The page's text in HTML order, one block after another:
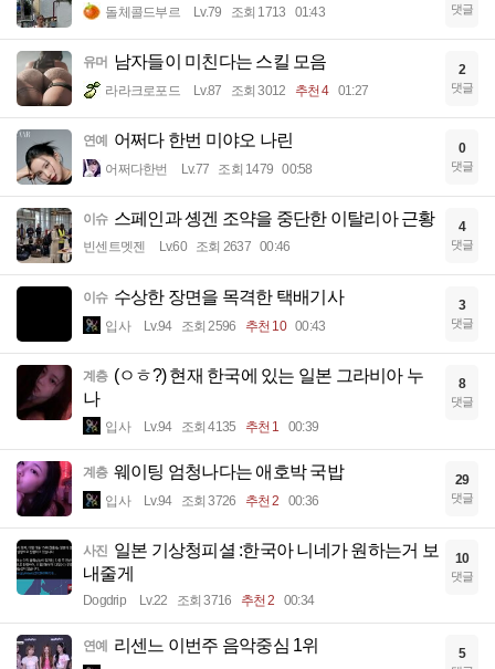
돌체콜드부르 Lv.79 조회 1713 01:43 댓글
유머 남자들이 미친다는 스킬 모음
라라크로포드 Lv.87 조회 3012 추천 4 01:27
2
댓글
연예 어쩌다 한번 미야오 나린
어쩌다한번 Lv.77 조회 1479 00:58
0
댓글
이슈 스페인과 솅겐 조약을 중단한 이탈리아 근황
빈센트멧젠 Lv.60 조회 2637 00:46
4
댓글
이슈 수상한 장면을 목격한 택배기사
입사 Lv.94 조회 2596 추천 10 00:43
3
댓글
계층 (ㅇㅎ?) 현재 한국에 있는 일본 그라비아 누
나
입사 Lv.94 조회 4135 추천 1 00:39
8
댓글
계층 웨이팅 엄청나다는 애호박 국밥
입사 Lv.94 조회 3726 추천 2 00:36
29
댓글
사진 일본 기상청피셜 :한국아 니네가 원하는거 보
내줄게
Dogdrip Lv.22 조회 3716 추천 2 00:34
10
댓글
연예 리센느 이번주 음악중심 1위 5